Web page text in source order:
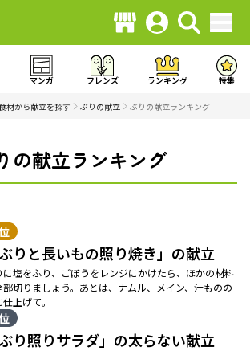
マンガ フレンズ ランキング 特集
材から献立を探す ぶりの献立 ぶりの献立ランキング
の献立ランキング
ぶりと長いもの照り焼き」の献立
に塩をふり、ごぼうをレンジにかけたら、ほかの材料
部切りましょう。あとは、ナムル、メイン、汁ものの
上げて。
ぶり照りサラダ」の太らない献立